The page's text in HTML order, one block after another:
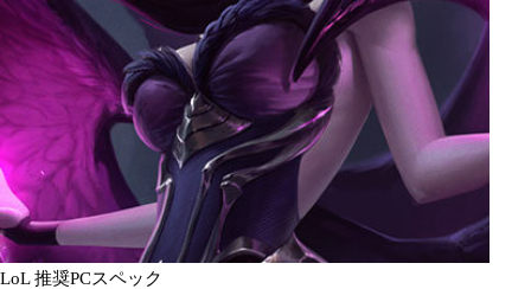
LoL 推奨PCスペック